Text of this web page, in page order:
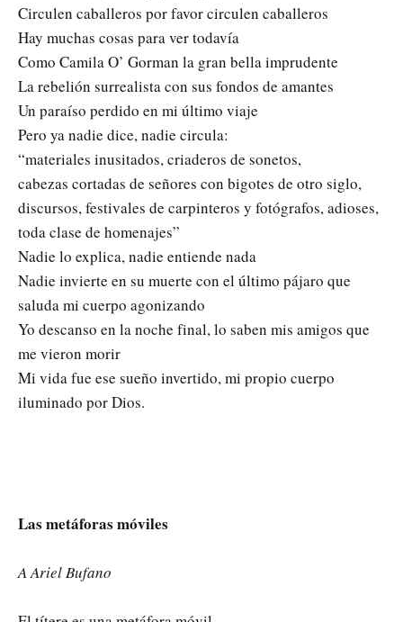
Circulen caballeros por favor circulen caballeros
Hay muchas cosas para ver todavía
Como Camila O’ Gorman la gran bella imprudente
La rebelión surrealista con sus fondos de amantes
Un paraíso perdido en mi último viaje
Pero ya nadie dice, nadie circula:
“materiales inusitados, criaderos de sonetos,
cabezas cortadas de señores con bigotes de otro siglo,
discursos, festivales de carpinteros y fotógrafos, adioses,
toda clase de homenajes”
Nadie lo explica, nadie entiende nada
Nadie invierte en su muerte con el último pájaro que
saluda mi cuerpo agonizando
Yo descanso en la noche final, lo saben mis amigos que
me vieron morir
Mi vida fue ese sueño invertido, mi propio cuerpo
iluminado por Dios.
Las metáforas móviles
A Ariel Bufano